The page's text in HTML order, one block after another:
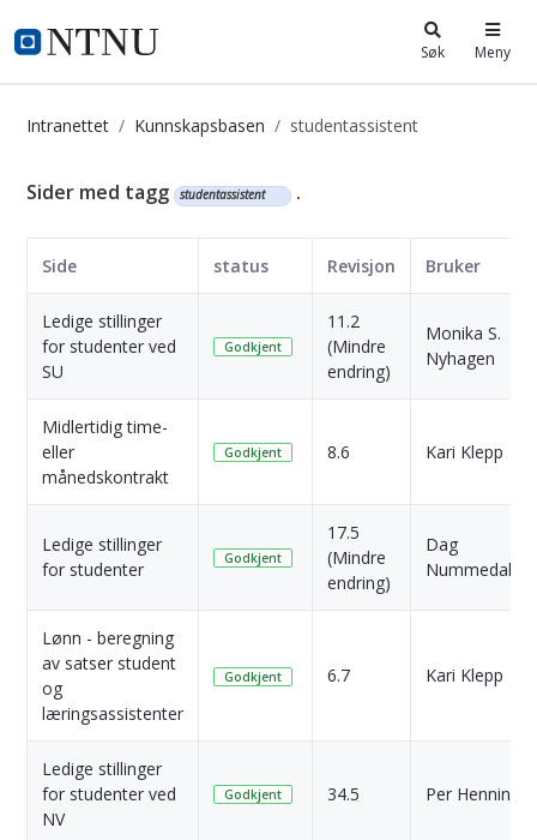
i.ntnu.no Søk Meny
Intranettet Kunnskapsbasen studentassistent
Kunnskapsbasen
Sider med tagg studentassistent .
Side status Revisjon Bruker
Ledige stillinger
for studenter ved
SU
Godkjent
11.2
(Mindre
endring)
Monika S.
Nyhagen
Midlertidig time-
eller
månedskontrakt
Godkjent 8.6 Kari Klepp
Ledige stillinger
for studenter
Godkjent
17.5
(Mindre
endring)
Dag
Nummedal
Lønn - beregning
av satser student
og
læringsassistenter
Godkjent 6.7 Kari Klepp
Ledige stillinger
for studenter ved
NV
Godkjent 34.5 Per Henning